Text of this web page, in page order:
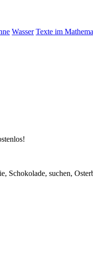
Wasser Texte im
Schokolade, suchen,